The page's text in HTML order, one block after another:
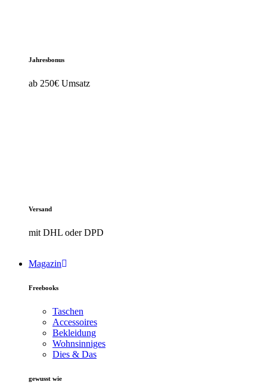
Jahresbonus
ab 250€ Umsatz
Versand
mit DHL oder DPD
Magazin
Freebooks
Taschen
Accessoires
Bekleidung
Wohnsinniges
Dies & Das
gewusst wie